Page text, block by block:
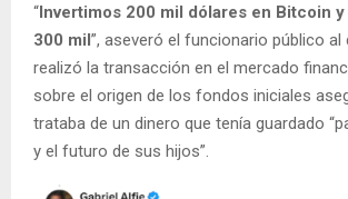
“Invertimos 200 mil dólares en Bitcoin
300 mil”, aseveró el funcionario público
realizó la transacción en el mercado
sobre el origen de los fondos iniciales
trataba de un dinero que tenía guardado
y el futuro de sus hijos”.